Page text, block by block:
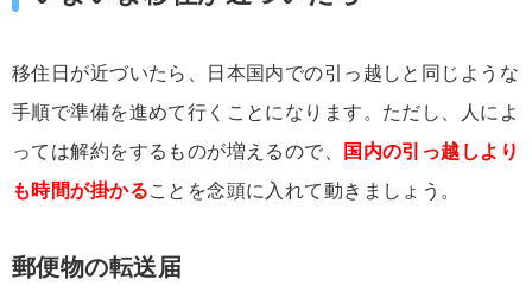
移住日が近づいたら、日本国内での引っ越しと同じような
手順で準備を進めて行くことになります。ただし、人によ
っては解約をするものが増えるので、 国内の引っ越しより
も時間が掛かることを念頭に入れて動きましょう。
郵便物の転送届